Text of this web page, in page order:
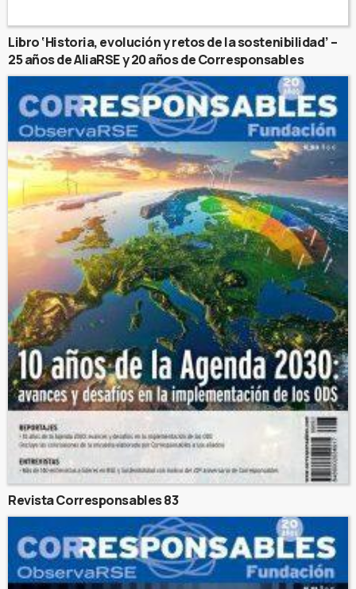
Libro ‘Historia, evolución y retos de la sostenibilidad’ –
25 años de AliaRSE y 20 años de Corresponsables
Revista Corresponsables 83